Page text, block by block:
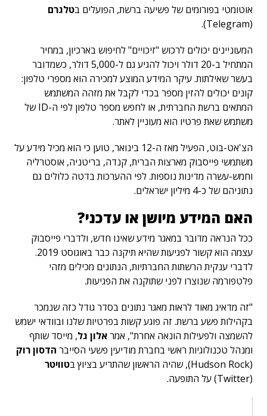
אוטומטי בפורומים של פשיעה ברשת, הפועלים בטלגרם
(Telegram).
המעוניינים יכולים לרכוש "זיכויים" לחיפוש בארכיון, במחיר
המתחיל ב-20 דולר ויכול להגיע גם ל-5,000 דולר, כשמדובר
בעשר שאילתות. עיקר המידע המוצע למכירה הוא מספרי טלפון:
קונים יכולים להזין מספר בכדי לקבל את מזהה המשתמש
המתאים ברשת החברתית, או לחפש מספר טלפון לפי ה-ID של
משתמש שאת פרטיו הוא מעוניין לאתר.
הצ'אט-בוט, הפעיל מאז ה-12 בינואר, טוען כי הוא מכיל מידע על
משתמשי פייסבוק מארצות הברית, קנדה, בריטניה, אוסטרליה
וחמש-עשרה מדינות נוספות. לפי ההערכות בדטה כלולים גם
נתוניהם של כ-4 מיליון ישראלים.
האם המידע מיושן או עדכני?
ככל הנראה מדובר במאגר מידע שאינו חדש, ולדברי פייסבוק
עצמה הוא קשור לפגיעות שהיא תיקנה כבר באוגוסט 2019.
לדברי ענקית הרשתות החברתיות, הנתונים מכילים מזהי
פלטפורמה שנוצרו לפני שתוקנה את הפגיעות.
"זה מדאיג מאוד לראות מאגר נתונים בסדר גודל כזה שנמכר
בקהילות פשע ברשת. זה פוגע קשות בפרטיות שלנו ובוודאי ישמש
להשמצה ולפעילות הונאה אחרת", אמראלון גל, מייסד שותף
ומנהל טכנולוגיות ראשי בחברת מודיעין פשעי הסייבר הדסון רוק
(Hudson Rock), שהיה הראשון שהתריע בציוץ ב
טוויטר
(Twitter) על התופעה.